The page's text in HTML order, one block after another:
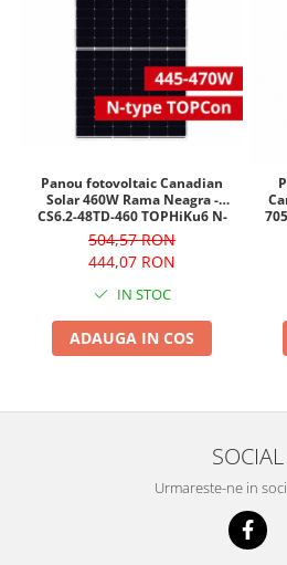
Panou fotovoltaic Canadian
Solar 460W Rama Neagra -
CS6.2-48TD-460 TOPHiKu6 N-
type
504,57 RON
444,07 RON
IN STOC
ADAUGA IN COS
SOCIAL
Urmareste-ne in